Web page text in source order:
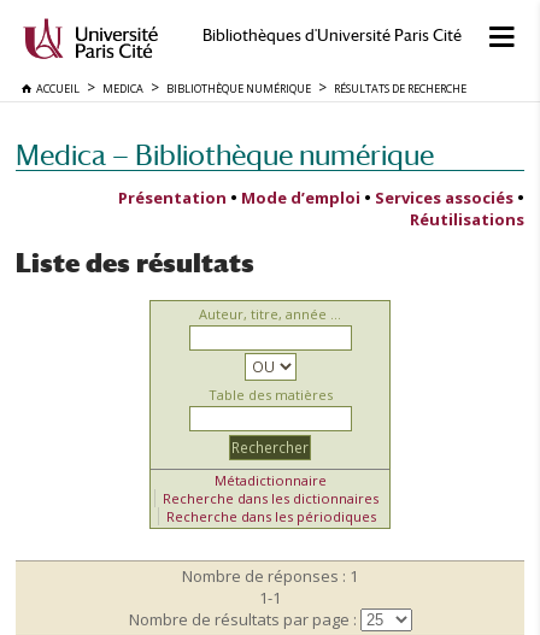
Bibliothèques d'Université Paris Cité
ACCUEIL MEDICA BIBLIOTHÈQUE NUMÉRIQUE RÉSULTATS DE RECHERCHE
Medica — Bibliothèque numérique
Présentation • Mode d’emploi • Services associés •
Réutilisations
Liste des résultats
Auteur, titre, année ...
Table des matières
Métadictionnaire
Recherche dans les dictionnaires
Recherche dans les périodiques
Nombre de réponses : 1
1-1
Nombre de résultats par page :